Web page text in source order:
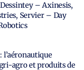
– Axinesis,
Servier – Day
agro et produits de